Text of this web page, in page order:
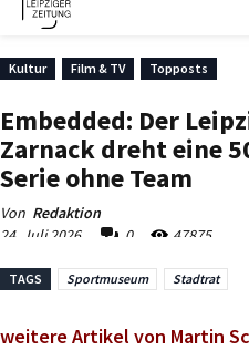
TAGS Sportmuseum Stadtrat
weitere Artikel von Martin